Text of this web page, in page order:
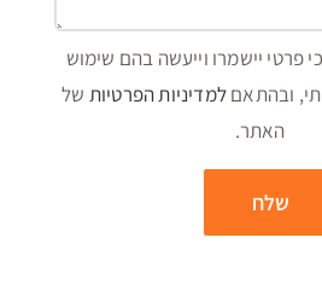
פרטי יישמרו וייעשה בהם שימוש
ובהתאםלמדיניות הפרטיות של
האתר.